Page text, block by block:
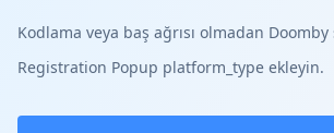
Kodlama veya baş ağrısı olmadan
Registration Popup platform_type ekleyin.